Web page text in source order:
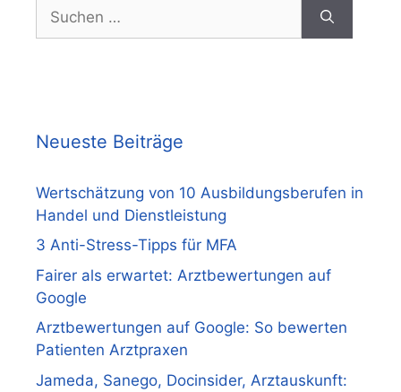
nach:
Neueste Beiträge
Wertschätzung von 10 Ausbildungsberufen in
Handel und Dienstleistung
3 Anti-Stress-Tipps für MFA
Fairer als erwartet: Arztbewertungen auf
Google
Arztbewertungen auf Google: So bewerten
Patienten Arztpraxen
Jameda, Sanego, Docinsider, Arztauskunft: